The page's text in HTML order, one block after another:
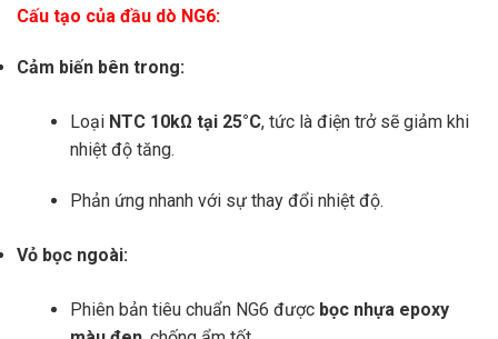
Cấu tạo của đầu dò NG6:
Cảm biến bên trong:
Loại NTC 10kΩ tại 25°C, tức là điện trở sẽ giảm khi
nhiệt độ tăng.
Phản ứng nhanh với sự thay đổi nhiệt độ.
Vỏ bọc ngoài:
Phiên bản tiêu chuẩn NG6 được bọc nhựa epoxy